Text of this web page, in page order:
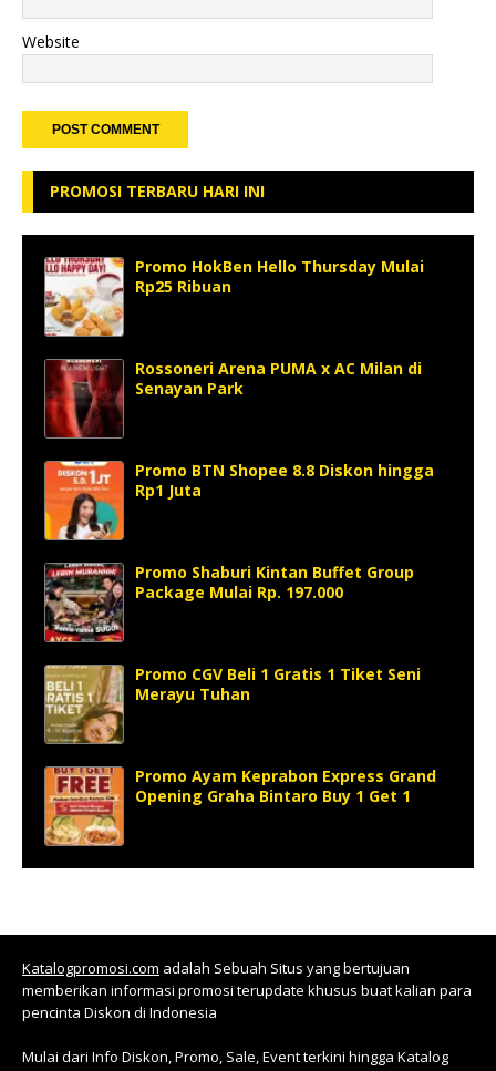
Website
PROMOSI TERBARU HARI INI
Promo HokBen Hello Thursday Mulai
Rp25 Ribuan
Rossoneri Arena PUMA x AC Milan di
Senayan Park
Promo BTN Shopee 8.8 Diskon hingga
Rp1 Juta
Promo Shaburi Kintan Buffet Group
Package Mulai Rp. 197.000
Promo CGV Beli 1 Gratis 1 Tiket Seni
Merayu Tuhan
Promo Ayam Keprabon Express Grand
Opening Graha Bintaro Buy 1 Get 1
Katalogpromosi.com adalah Sebuah Situs yang bertujuan
memberikan informasi promosi terupdate khusus buat kalian para
pencinta Diskon di Indonesia
Mulai dari Info Diskon, Promo, Sale, Event terkini hingga Katalog